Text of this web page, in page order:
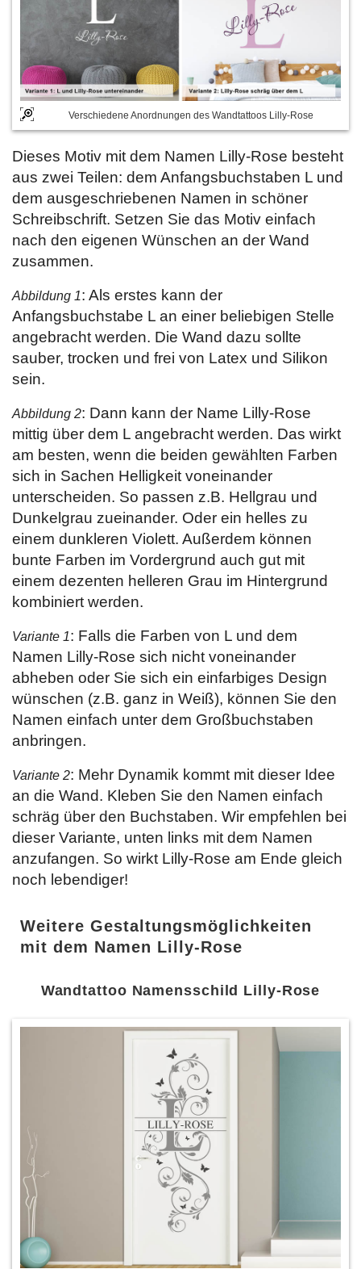
Verschiedene Anordnungen des Wandtattoos Lilly-Rose
Dieses Motiv mit dem Namen Lilly-Rose besteht
aus zwei Teilen: dem Anfangsbuchstaben L und
dem ausgeschriebenen Namen in schöner
Schreibschrift. Setzen Sie das Motiv einfach
nach den eigenen Wünschen an der Wand
zusammen.
Abbildung 1: Als erstes kann der
Anfangsbuchstabe L an einer beliebigen Stelle
angebracht werden. Die Wand dazu sollte
sauber, trocken und frei von Latex und Silikon
sein.
Abbildung 2: Dann kann der Name Lilly-Rose
mittig über dem L angebracht werden. Das wirkt
am besten, wenn die beiden gewählten Farben
sich in Sachen Helligkeit voneinander
unterscheiden. So passen z.B. Hellgrau und
Dunkelgrau zueinander. Oder ein helles zu
einem dunkleren Violett. Außerdem können
bunte Farben im Vordergrund auch gut mit
einem dezenten helleren Grau im Hintergrund
kombiniert werden.
Variante 1: Falls die Farben von L und dem
Namen Lilly-Rose sich nicht voneinander
abheben oder Sie sich ein einfarbiges Design
wünschen (z.B. ganz in Weiß), können Sie den
Namen einfach unter dem Großbuchstaben
anbringen.
Variante 2: Mehr Dynamik kommt mit dieser Idee
an die Wand. Kleben Sie den Namen einfach
schräg über den Buchstaben. Wir empfehlen bei
dieser Variante, unten links mit dem Namen
anzufangen. So wirkt Lilly-Rose am Ende gleich
noch lebendiger!
Weitere Gestaltungsmöglichkeiten
mit dem Namen Lilly-Rose
Wandtattoo Namensschild Lilly-Rose